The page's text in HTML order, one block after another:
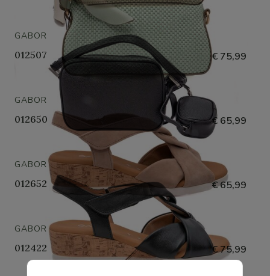
GABOR
012507 € 75,99
GABOR
012650 € 65,99
GABOR
012652 € 65,99
GABOR
012422 € 75,99